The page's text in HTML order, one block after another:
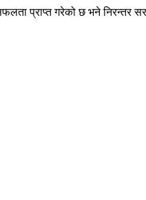
प्राप्त गरेको छ भने निरन्तर